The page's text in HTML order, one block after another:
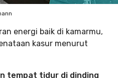
energi baik di kamarmu,
kasur menurut
tempat tidur di dinding